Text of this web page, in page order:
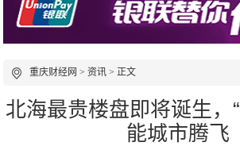
重庆财经网 >资讯 > 正文
北海最贵楼盘即将诞生，
能城市腾飞